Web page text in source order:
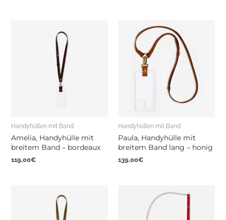
Handyhüllen mit Band
Amelia, Handyhülle mit
breitem Band – bordeaux
119,00€
Handyhüllen mit Band
Paula, Handyhülle mit
breitem Band lang – honig
139,00€